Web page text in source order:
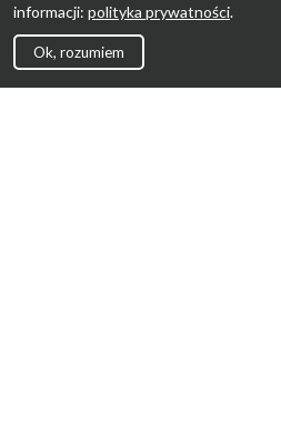
informacji: polityka prywatności.
Ok, rozumiem